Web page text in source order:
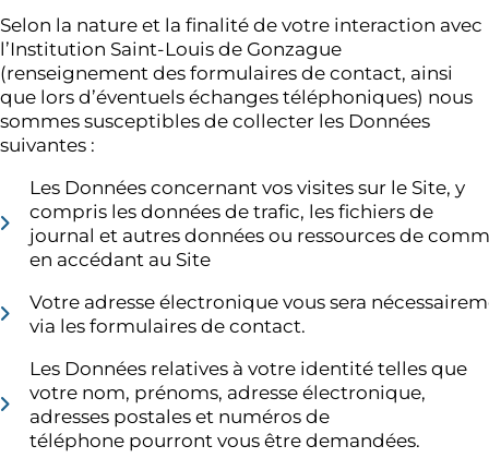
Selon la nature et la finalité de votre interaction avec
l’Institution Saint-Louis de Gonzague
(renseignement des formulaires de contact, ainsi
que lors d’éventuels échanges téléphoniques) nous
sommes susceptibles de collecter les Données
suivantes :
Les Données concernant vos visites sur le Site, y
compris les données de trafic, les fichiers de
journal et autres données ou ressources de
en accédant au Site
Votre adresse électronique vous sera
via les formulaires de contact.
Les Données relatives à votre identité telles que
votre nom, prénoms, adresse électronique,
adresses postales et numéros de
téléphone pourront vous être demandées.